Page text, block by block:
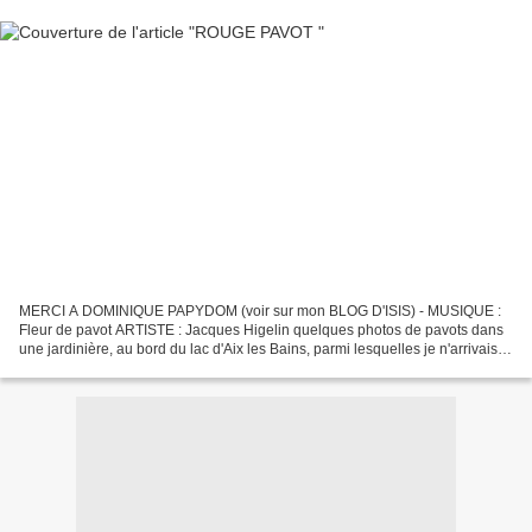
MERCI A DOMINIQUE PAPYDOM (voir sur mon BLOG D'ISIS) - MUSIQUE :
Fleur de pavot ARTISTE : Jacques Higelin quelques photos de pavots dans
une jardinière, au bord du lac d'Aix les Bains, parmi lesquelles je n'arrivais